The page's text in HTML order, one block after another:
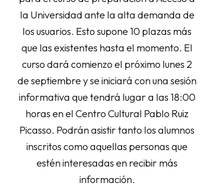
la Universidad ante la alta demanda de
los usuarios. Esto supone 10 plazas más
que las existentes hasta el momento. El
curso dará comienzo el próximo lunes 2
de septiembre y se iniciará con una sesión
informativa que tendrá lugar a las 18:00
horas en el Centro Cultural Pablo Ruiz
Picasso. Podrán asistir tanto los alumnos
inscritos como aquellas personas que
estén interesadas en recibir más
información.